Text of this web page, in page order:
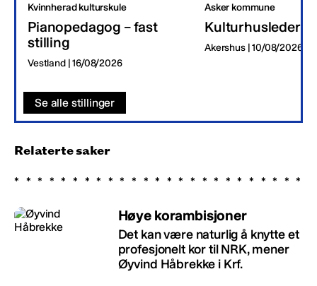
Kvinnherad kulturskule
Pianopedagog – fast
stilling
Vestland | 16/08/2026
Asker kommune
Kulturhusleder
Akershus | 10/08/2026
Se alle stillinger
Relaterte saker
Høye korambisjoner
Det kan være naturlig å knytte et
profesjonelt kor til NRK, mener
Øyvind Håbrekke i Krf.